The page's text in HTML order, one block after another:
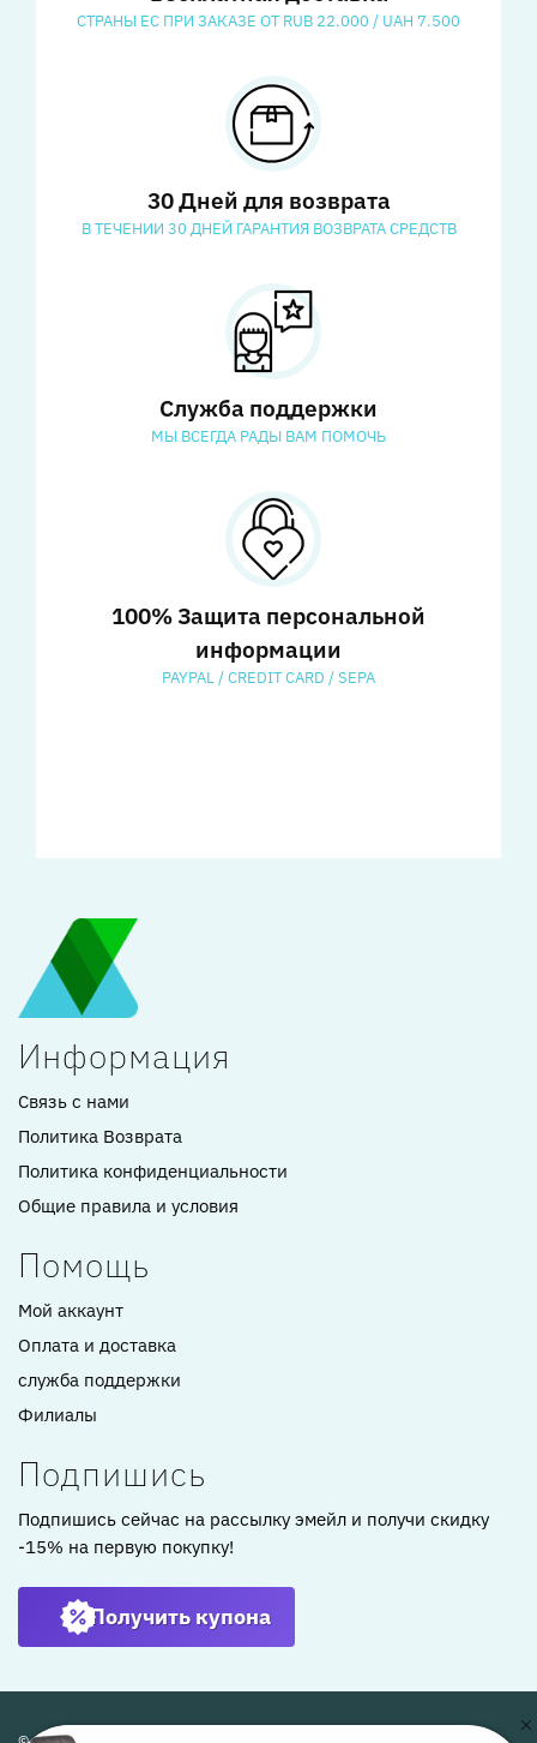
СТРАНЫ ЕС ПРИ ЗАКАЗЕ ОТ RUB 22.000 / UAH 7.500
30 Дней для возврата
В ТЕЧЕНИИ 30 ДНЕЙ ГАРАНТИЯ ВОЗВРАТА СРЕДСТВ
Служба поддержки
МЫ ВСЕГДА РАДЫ ВАМ ПОМОЧЬ
100% Защита персональной
информации
PAYPAL / CREDIT CARD / SEPA
Информация
Связь с нами
Политика Возврата
Политика конфиденциальности
Общие правила и условия
Помощь
Мой аккаунт
Оплата и доставка
служба поддержки
Филиалы
Подпишись
Подпишись сейчас на рассылку эмейл и получи скидку
-15% на первую покупку!
Получить купона